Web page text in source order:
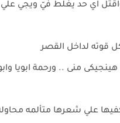
واقتل اي حد يغلط فيّ ويجي
قوته لداخل القصر
منى .. ورحمة ابويا
علي شعرها متألمه محاوله